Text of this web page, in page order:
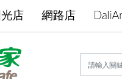
光店 網路店